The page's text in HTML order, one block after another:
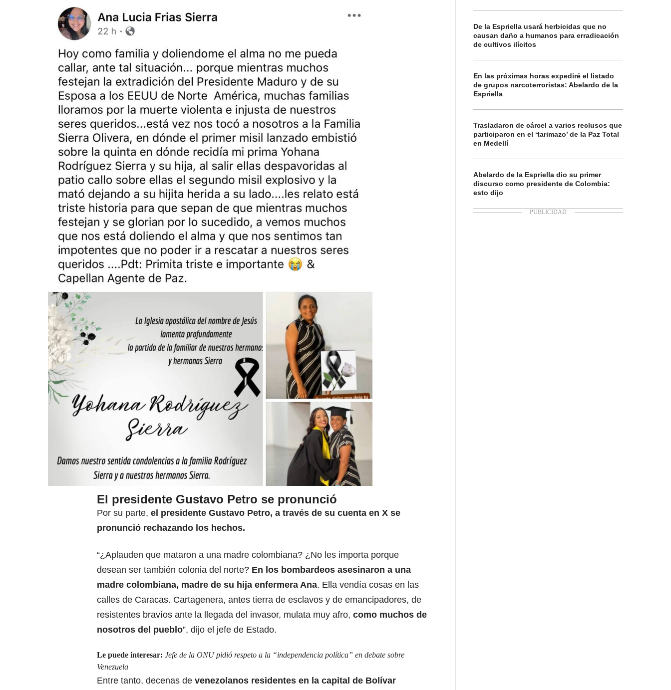
El presidente Gustavo Petro se pronunció
Por su parte, el presidente Gustavo Petro, a través de su cuenta en X se
pronunció rechazando los hechos.
“¿Aplauden que mataron a una madre colombiana? ¿No les importa porque
desean ser también colonia del norte? En los bombardeos asesinaron a una
madre colombiana, madre de su hija enfermera Ana. Ella vendía cosas en las
calles de Caracas. Cartagenera, antes tierra de esclavos y de emancipadores, de
resistentes bravíos ante la llegada del invasor, mulata muy afro, como muchos de
nosotros del pueblo”, dijo el jefe de Estado.
Le puede interesar: Jefe de la ONU pidió respeto a la “independencia política” en debate sobre
Venezuela
Entre tanto, decenas de venezolanos residentes en la capital de Bolívar
De la Espriella usará herbicidas que no
causan daño a humanos para erradicación
de cultivos ilícitos
En las próximas horas expediré el listado
de grupos narcoterroristas: Abelardo de la
Espriella
Trasladaron de cárcel a varios reclusos que
participaron en el ‘tarimazo’ de la Paz Total
en Medellí
Abelardo de la Espriella dio su primer
discurso como presidente de Colombia:
esto dijo